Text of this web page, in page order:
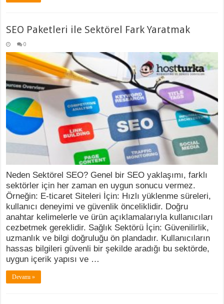
SEO Paketleri ile Sektörel Fark Yaratmak
0
Neden Sektörel SEO? Genel bir SEO yaklaşımı, farklı
sektörler için her zaman en uygun sonucu vermez.
Örneğin: E-ticaret Siteleri İçin: Hızlı yüklenme süreleri,
kullanıcı deneyimi ve güvenlik önceliklidir. Doğru
anahtar kelimelerle ve ürün açıklamalarıyla kullanıcıları
cezbetmek gereklidir. Sağlık Sektörü İçin: Güvenilirlik,
uzmanlık ve bilgi doğruluğu ön plandadır. Kullanıcıların
hassas bilgileri güvenli bir şekilde aradığı bu sektörde,
uygun içerik yapısı ve …
Devamı »